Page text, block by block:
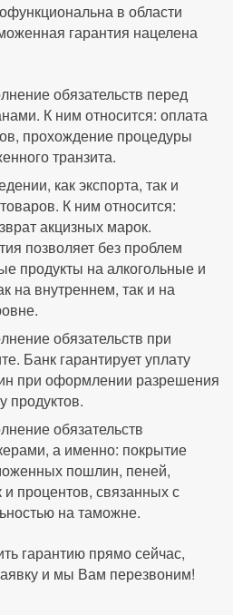
в области
гарантия нацелена
обязательств перед
К ним относится: оплата
прохождение процедуры
транзита.
как экспорта, так и
К ним относится:
акцизных марок.
позволяет без проблем
продукты на алкогольные и
на внутреннем, так и на
обязательств при
Банк гарантирует уплату
при оформлении разрешения
продуктов.
обязательств
а именно: покрытие
пошлин, пеней,
процентов, связанных с
на таможне.
гарантию прямо сейчас,
и мы Вам перезвоним!